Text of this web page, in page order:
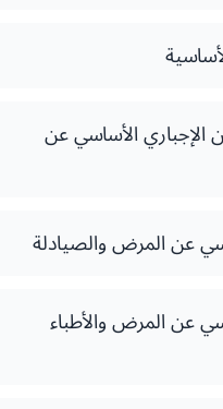
أنظمة التأمين الإجباري الأساسي عن
عن المرض والصيادلة
عن المرض والأطباء